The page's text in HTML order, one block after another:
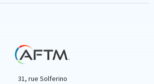
31, rue Solferino